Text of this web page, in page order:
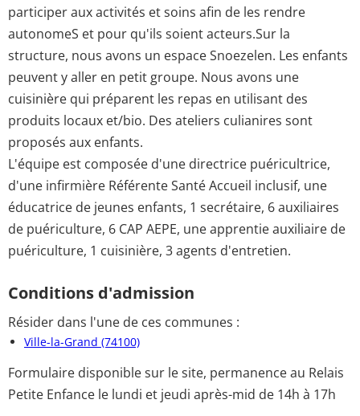
participer aux activités et soins afin de les rendre
autonomeS et pour qu'ils soient acteurs.Sur la
structure, nous avons un espace Snoezelen. Les enfants
peuvent y aller en petit groupe. Nous avons une
cuisinière qui préparent les repas en utilisant des
produits locaux et/bio. Des ateliers culianires sont
proposés aux enfants.
L'équipe est composée d'une directrice puéricultrice,
d'une infirmière Référente Santé Accueil inclusif, une
éducatrice de jeunes enfants, 1 secrétaire, 6 auxiliaires
de puériculture, 6 CAP AEPE, une apprentie auxiliaire de
puériculture, 1 cuisinière, 3 agents d'entretien.
Conditions d'admission
Résider dans l'une de ces communes :
Ville-la-Grand (74100)
Formulaire disponible sur le site, permanence au Relais
Petite Enfance le lundi et jeudi après-mid de 14h à 17h